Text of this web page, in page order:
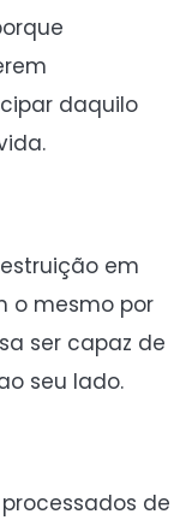
daquilo
em
o mesmo por
ser capaz de
seu lado.
de